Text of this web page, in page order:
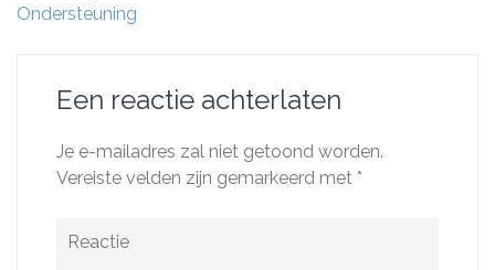
Ondersteuning
Een reactie achterlaten
Je e-mailadres zal niet getoond worden.
Vereiste velden zijn gemarkeerd met *
Reactie